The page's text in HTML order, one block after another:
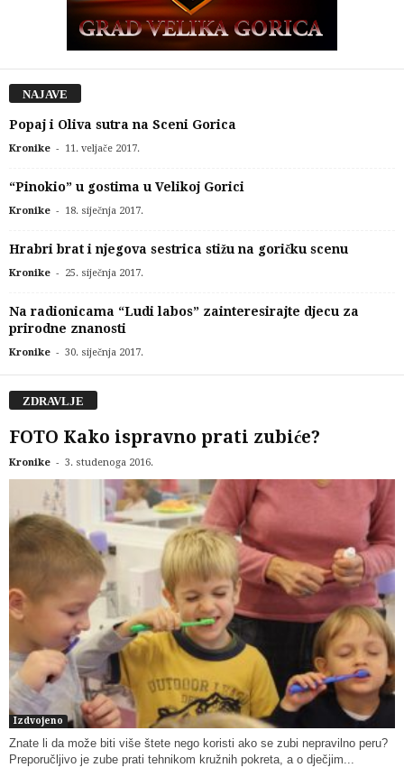
NAJAVE
Popaj i Oliva sutra na Sceni Gorica
Kronike - 11. veljače 2017.
“Pinokio” u gostima u Velikoj Gorici
Kronike - 18. siječnja 2017.
Hrabri brat i njegova sestrica stižu na goričku scenu
Kronike - 25. siječnja 2017.
Na radionicama “Ludi labos” zainteresirajte djecu za
prirodne znanosti
Kronike - 30. siječnja 2017.
ZDRAVLJE
FOTO Kako ispravno prati zubiće?
Kronike - 3. studenoga 2016.
Izdvojeno
Znate li da može biti više štete nego koristi ako se zubi nepravilno peru?
Preporučljivo je zube prati tehnikom kružnih pokreta, a o dječjim...